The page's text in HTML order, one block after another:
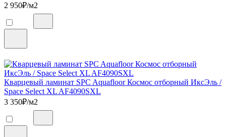
2 950₽/м2
Кварцевый ламинат SPC Aquafloor Космос отборный ИксЭль /
Space Select XL AF4090SXL
3 350₽/м2